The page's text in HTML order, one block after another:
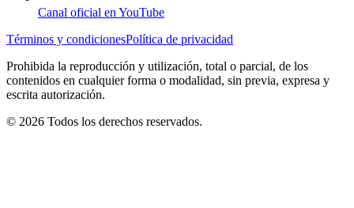
Canal oficial en YouTube
Términos y condicionesPolítica de privacidad
Prohibida la reproducción y utilización, total o parcial, de los
contenidos en cualquier forma o modalidad, sin previa, expresa y
escrita autorización.
© 2026 Todos los derechos reservados.